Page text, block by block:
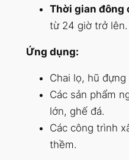
Thời gian đông
từ 24 giờ trở lên.
Ứng dụng:
Chai lọ, hũ
Các sản phẩm
lớn, ghế đá.
Các công trình
thềm.